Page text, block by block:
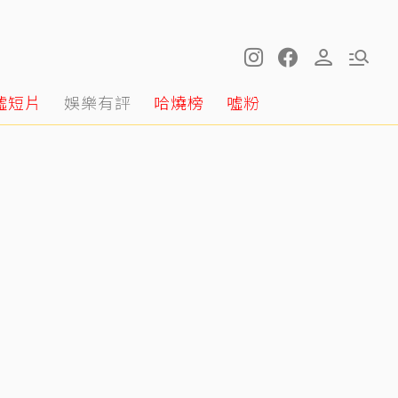
短片 娛樂有評 哈燒榜 噓粉